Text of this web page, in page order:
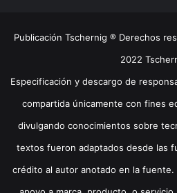
Publicación Tschernig ® Derechos
2022
Especificación y descargo de
compartida únicamente con fines
divulgando conocimientos sobre
textos fueron adaptados desde las
crédito al autor anotado en la